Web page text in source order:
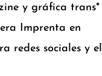
y gráfica trans*
Imprenta en
redes sociales y el